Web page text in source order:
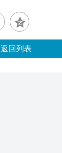
返回列表